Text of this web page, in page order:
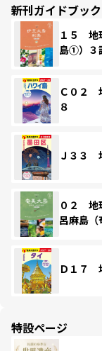
新刊ガイドブック
１５ 地
島①）３
Ｃ０２
８
Ｊ３３
０２ 地
呂麻島
Ｄ１７
特設ページ